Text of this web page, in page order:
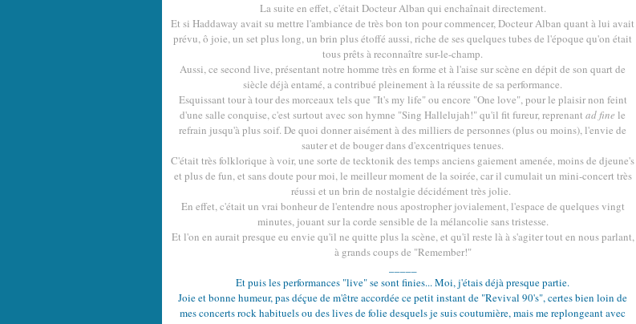
La suite en effet, c'était Docteur Alban qui enchaînait directement.
Et si Haddaway avait su mettre l'ambiance de très bon ton pour commencer, Docteur Alban quant à lui avait
prévu, ô joie, un set plus long, un brin plus étoffé aussi, riche de ses quelques tubes de l'époque qu'on était
tous prêts à reconnaître sur-le-champ.
Aussi, ce second live, présentant notre homme très en forme et à l'aise sur scène en dépit de son quart de
siècle déjà entamé, a contribué pleinement à la réussite de sa performance.
Esquissant tour à tour des morceaux tels que "It's my life" ou encore "One love", pour le plaisir non feint
d'une salle conquise, c'est surtout avec son hymne "Sing Hallelujah!" qu'il fit fureur, reprenant ad fine le
refrain jusqu'à plus soif. De quoi donner aisément à des milliers de personnes (plus ou moins), l'envie de
sauter et de bouger dans d'excentriques tenues.
C'était très folklorique à voir, une sorte de tecktonik des temps anciens gaiement amenée, moins de djeune's
et plus de fun, et sans doute pour moi, le meilleur moment de la soirée, car il cumulait un mini-concert très
réussi et un brin de nostalgie décidément très jolie.
En effet, c'était un vrai bonheur de l'entendre nous apostropher jovialement, l'espace de quelques vingt
minutes, jouant sur la corde sensible de la mélancolie sans tristesse.
Et l'on en aurait presque eu envie qu'il ne quitte plus la scène, et qu'il reste là à s'agiter tout en nous parlant,
à grands coups de "Remember!"
Et puis les performances "live" se sont finies... Moi, j'étais déjà presque partie.
Joie et bonne humeur, pas déçue de m'être accordée ce petit instant de "Revival 90's", certes bien loin de
mes concerts rock habituels ou des lives de folie desquels je suis coutumière, mais me replongeant avec